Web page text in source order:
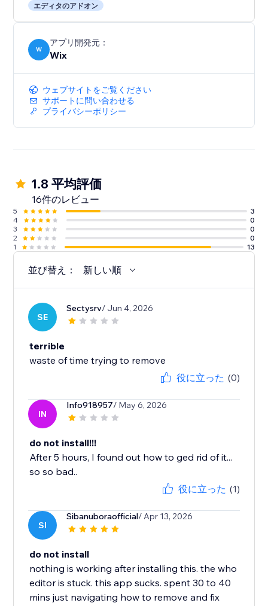
エディタのアドオン
W
アプリ開発元：
Wix
ウェブサイトをご覧ください
サポートに問い合わせる
プライバシーポリシー
1.8 平均評価
16件のレビュー
5
3
4
0
3
0
2
0
1
13
並び替え： 新しい順
SE
Sectysrv/ Jun 4, 2026
terrible
waste of time trying to remove
役に立った (0)
IN
Info918957/ May 6, 2026
do not install!!!
After 5 hours, I found out how to ged rid of it...
so so bad..
役に立った (1)
SI
Sibanuboraofficial/ Apr 13, 2026
do not install
nothing is working after installing this. the who
editor is stuck. this app sucks. spent 30 to 40
mins just navigating how to remove and fix